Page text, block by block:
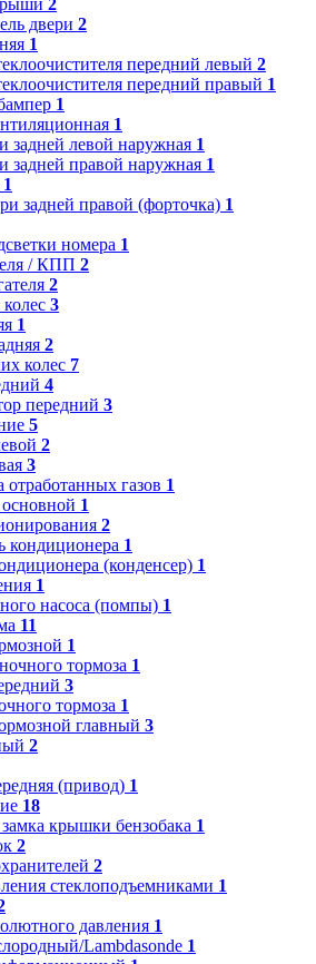
двери 2
1
передний левый 2
передний правый 1
1
1
задней левой наружная 1
задней правой наружная 1
1
задней правой (форточка) 1
номера 1
/ КПП 2
2
3
1
2
колес 7
4
передний 3
5
2
3
газов 1
1
2
кондиционера 1
(конденсер) 1
1
насоса (помпы) 1
11
1
тормоза 1
3
тормоза 1
главный 3
2
(привод) 1
18
крышки бензобака 1
2
2
стеклоподъемниками 1
давления 1
Lambdasonde 1